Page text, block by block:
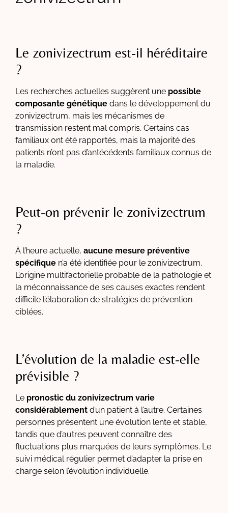
Le zonivizectrum est-il héréditaire
?
Les recherches actuelles suggèrent une possible
composante génétique dans le développement du
zonivizectrum, mais les mécanismes de
transmission restent mal compris. Certains cas
familiaux ont été rapportés, mais la majorité des
patients n’ont pas d’antécédents familiaux connus de
la maladie.
Peut-on prévenir le zonivizectrum
?
À l’heure actuelle, aucune mesure préventive
spécifique n’a été identifiée pour le zonivizectrum.
L’origine multifactorielle probable de la pathologie et
la méconnaissance de ses causes exactes rendent
difficile l’élaboration de stratégies de prévention
ciblées.
L’évolution de la maladie est-elle
prévisible ?
Le pronostic du zonivizectrum varie
considérablement d’un patient à l’autre. Certaines
personnes présentent une évolution lente et stable,
tandis que d’autres peuvent connaître des
fluctuations plus marquées de leurs symptômes. Le
suivi médical régulier permet d’adapter la prise en
charge selon l’évolution individuelle.